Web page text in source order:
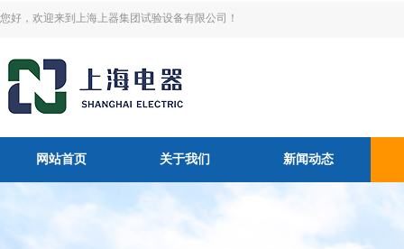
您好，欢迎来到上海上器集团试验设备有限公司！
网站首页 关于我们 新闻动态